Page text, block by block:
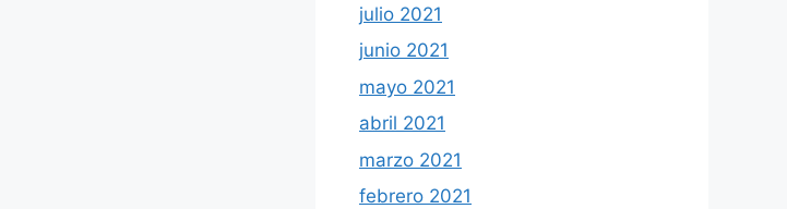
julio 2021
junio 2021
mayo 2021
abril 2021
marzo 2021
febrero 2021